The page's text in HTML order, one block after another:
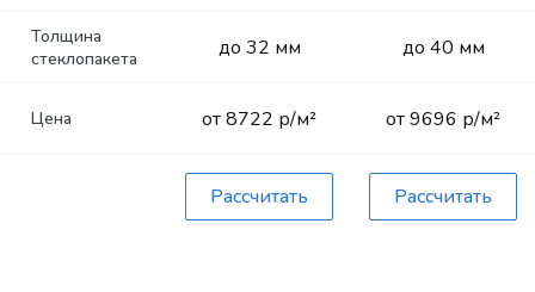
Толщина
стеклопакета
Цена
до 32 мм
от 8722 р/м²
Рассчитать
до 40 мм
от 9696 р/м²
Рассчитать